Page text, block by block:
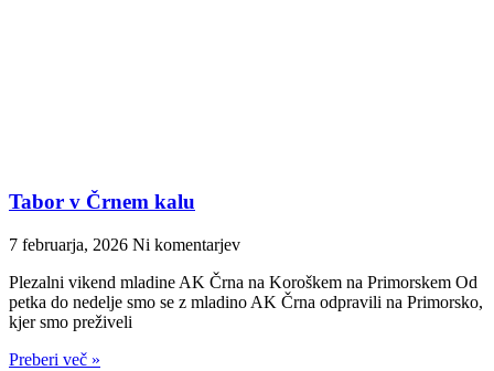
Tabor v Črnem kalu
7 februarja, 2026 Ni komentarjev
Plezalni vikend mladine AK Črna na Koroškem na Primorskem Od
petka do nedelje smo se z mladino AK Črna odpravili na Primorsko,
kjer smo preživeli
Preberi več »